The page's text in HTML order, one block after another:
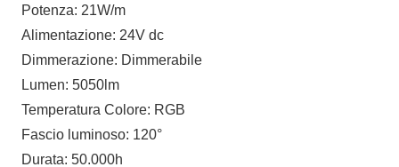
Potenza: 21W/m
Alimentazione: 24V dc
Dimmerazione: Dimmerabile
Lumen: 5050lm
Temperatura Colore: RGB
Fascio luminoso: 120°
Durata: 50.000h